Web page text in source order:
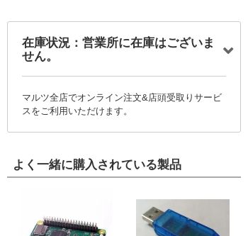
在庫状況：営業所に在庫はございま
せん。
マルツ全店でオンライン注文&店頭受取りサービ
スをご利用いただけます。
よく一緒に購入されている製品